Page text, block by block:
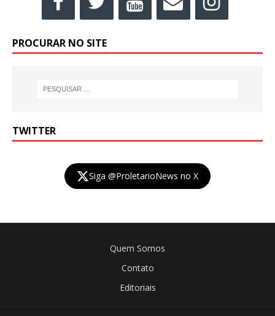
PROCURAR NO SITE
TWITTER
Siga @ProletarioNews no X
Quem Somos
Contato
Editoriais